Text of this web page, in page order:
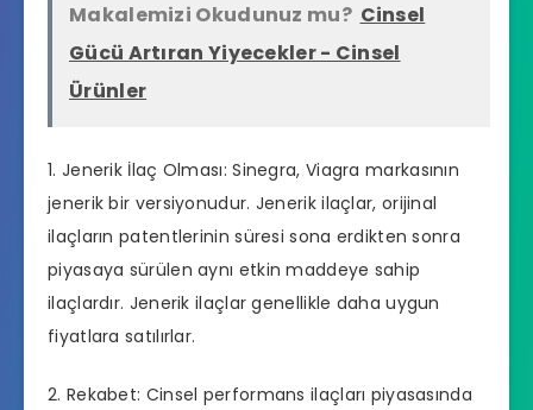
Makalemizi Okudunuz mu? Cinsel
Gücü Artıran Yiyecekler - Cinsel
Ürünler
1. Jenerik İlaç Olması: Sinegra, Viagra markasının
jenerik bir versiyonudur. Jenerik ilaçlar, orijinal
ilaçların patentlerinin süresi sona erdikten sonra
piyasaya sürülen aynı etkin maddeye sahip
ilaçlardır. Jenerik ilaçlar genellikle daha uygun
fiyatlara satılırlar.
2. Rekabet: Cinsel performans ilaçları piyasasında